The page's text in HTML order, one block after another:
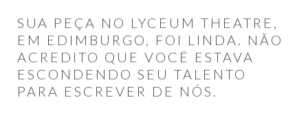
SUA PEÇA NO LYCEUM THEATRE,
EM EDIMBURGO, FOI LINDA. NÃO
ACREDITO QUE VOCÊ ESTAVA
ESCONDENDO SEU TALENTO
PARA ESCREVER DE NÓS.